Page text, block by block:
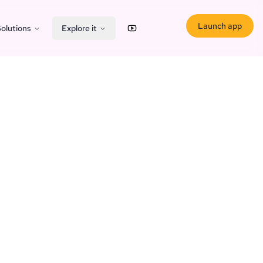
Explore it YouTube X (Twitter)
Launch app